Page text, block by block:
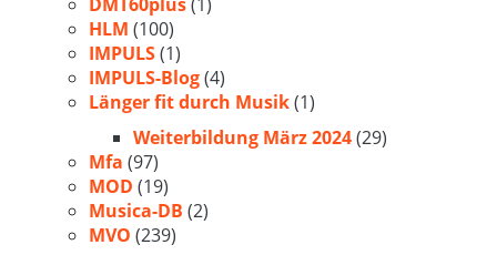
HLM (100)
IMPULS(1)
IMPULS-Blog(4)
Länger fit durch Musik(1)
Weiterbildung März 2024(29)
Mfa (97)
MOD (19)
Musica-DB (2)
MVO (239)